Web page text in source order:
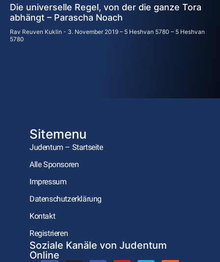
Die universelle Regel, von der die ganze Tora
abhängt – Parascha Noach
Rav Reuven Kuklin
3. November 2019 – 5 Heshvan 5780 – 5 Heshvan
5780
Sitemenu
Judentum – Startseite
Alle Sponsoren
Impressum
Datenschutzerklärung
Kontakt
Registrieren
Soziale Kanäle von Judentum
Online